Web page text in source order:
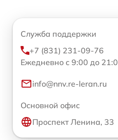
Служба поддержки
+7 (831) 231-09-76
Ежедневно с 9:00 до
info@nnv.re-leran.ru
Основной офис
Проспект Ленина, 33